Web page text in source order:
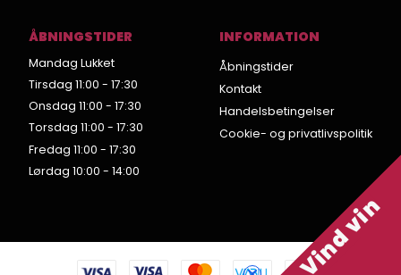
ÅBNINGSTIDER
Mandag Lukket
Tirsdag 11:00 - 17:30
Onsdag 11:00 - 17:30
Torsdag 11:00 - 17:30
Fredag 11:00 - 17:30
Lørdag 10:00 - 14:00
INFORMATION
Åbningstider
Kontakt
Handelsbetingelser
Cookie- og privatlivspolitik
Vind vin